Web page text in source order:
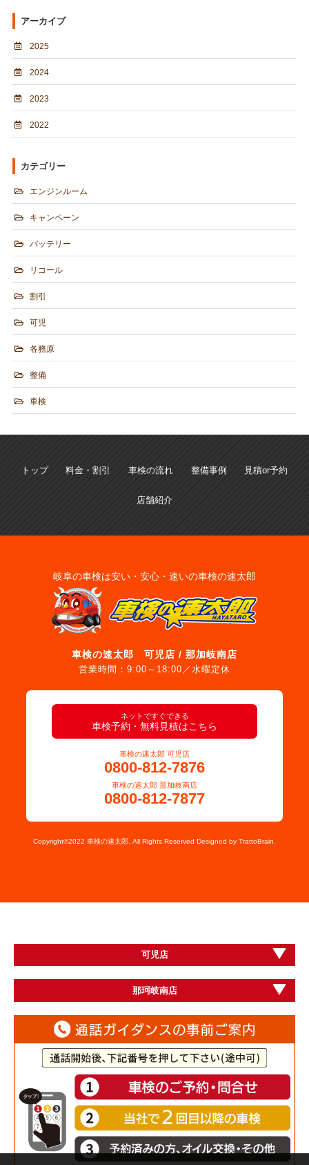
アーカイブ
2025
2024
2023
2022
カテゴリー
エンジンルーム
キャンペーン
バッテリー
リコール
割引
可児
各務原
整備
車検
トップ 料金・割引 車検の流れ 整備事例 見積or予約
店舗紹介
岐阜の車検は安い・安心・速いの車検の速太郎
車検の速太郎 可児店 / 那加岐南店
営業時間：9:00～18:00／水曜定休
ネットですぐできる
車検予約・無料見積はこちら
車検の速太郎 可児店
0800-812-7876
車検の速太郎 那加岐南店
0800-812-7877
Copyright©2022 車検の速太郎. All Rights Reserved Designed by TrattoBrain.
可児店
那珂岐南店